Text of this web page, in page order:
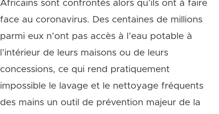
Africains sont confrontés alors qu’ils ont à faire
face au coronavirus. Des centaines de millions
parmi eux n’ont pas accès à l’eau potable à
l’intérieur de leurs maisons ou de leurs
concessions, ce qui rend pratiquement
impossible le lavage et le nettoyage fréquents
des mains un outil de prévention majeur de la